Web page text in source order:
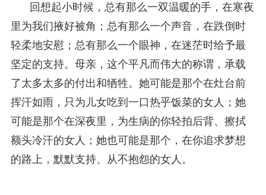
回想起小时候，总有那么一双温暖的手，在寒夜
里为我们掖好被角；总有那么一个声音，在跌倒时
轻柔地安慰；总有那么一个眼神，在迷茫时给予最
坚定的支持。母亲，这个平凡而伟大的称谓，承载
了太多太多的付出和牺牲。她可能是那个在灶台前
挥汗如雨，只为儿女吃到一口热乎饭菜的女人；她
可能是那个在深夜里，为生病的你轻拍后背、擦拭
额头冷汗的女人；她也可能是那个，在你追求梦想
的路上，默默支持、从不抱怨的女人。